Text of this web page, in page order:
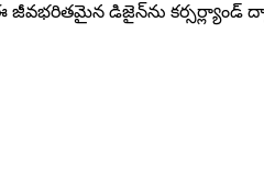
జీవభరితమైన డిజైన్‌ను